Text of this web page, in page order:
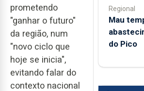
prometendo
"ganhar o futuro"
da região, num
"novo ciclo que
hoje se inicia",
evitando falar do
contexto nacional
Regional
Mau
do Pico